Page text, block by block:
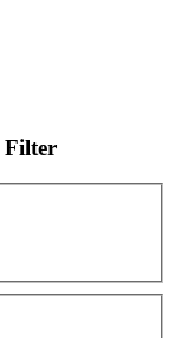
Filter